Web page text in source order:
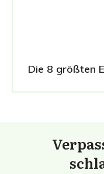
Die 8 größten